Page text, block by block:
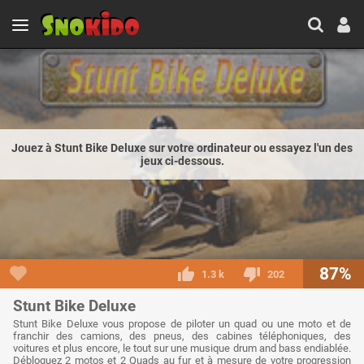
Jouez à Stunt Bike Deluxe sur votre ordinateur ou essayez l'un des
jeux ci-dessous.
1.3 k 202 87%
Stunt Bike Deluxe
Stunt Bike Deluxe vous propose de piloter un quad ou une moto et de
franchir des camions, des pneus, des cabines téléphoniques, des
voitures et plus encore, le tout sur une musique drum and bass endiablée.
Débloquez 2 motos et 2 Quads au fur et à mesure de votre progression